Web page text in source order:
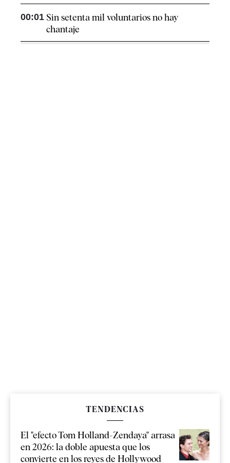
00:01 Sin setenta mil voluntarios no hay
chantaje
TENDENCIAS
El "efecto Tom Holland-Zendaya" arrasa
en 2026: la doble apuesta que los
convierte en los reyes de Hollywood